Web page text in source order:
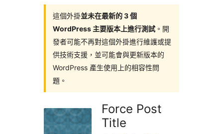
這個外掛並未在最新的 3 個
WordPress 主要版本上進行測試 。開
發者可能不再對這個外掛進行維護或提
供技術支援，並可能會與更新版本的
WordPress 產生使用上的相容性問
題。
Force Post
Title